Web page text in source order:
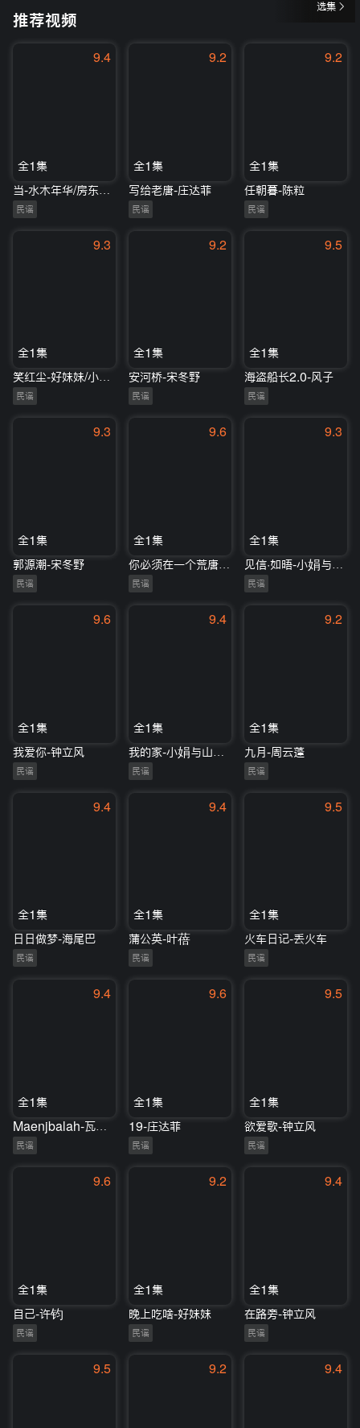
选集
推荐视频
9.4
全1集
民谣
9.2
全1集
写给老唐-庄达菲
民谣
9.2
全1集
任朝暮-陈粒
民谣
9.3
全1集
笑红尘-好妹妹/小娟与山谷里的居民
民谣
9.2
全1集
安河桥-宋冬野
民谣
9.5
全1集
海盗船长2.0-风子
民谣
9.3
全1集
郭源潮-宋冬野
民谣
9.6
全1集
民谣
9.3
全1集
民谣
9.6
全1集
我爱你-钟立风
民谣
9.4
全1集
民谣
9.2
全1集
九月-周云蓬
民谣
9.4
全1集
日日做梦-海尾巴
民谣
9.4
全1集
蒲公英-叶蓓
民谣
9.5
全1集
火车日记-丢火车
民谣
9.4
全1集
民谣
9.6
全1集
19-庄达菲
民谣
9.5
全1集
欲爱歌-钟立风
民谣
9.6
全1集
自己-许钧
民谣
9.2
全1集
晚上吃啥-好妹妹
民谣
9.4
全1集
在路旁-钟立风
民谣
9.5 9.2 9.4